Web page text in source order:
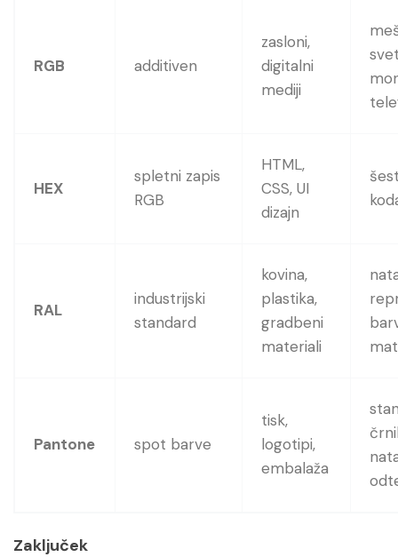
RGB additiven
zasloni,
digitalni
mediji
HEX
spletni zapis
RGB
HTML,
CSS, UI
dizajn
RAL
industrijski
standard
kovina,
plastika,
gradbeni
materiali
Pantone spot barve
tisk,
logotipi,
embalaža
Zaključek